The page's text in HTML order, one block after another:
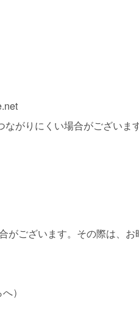
がりにくい場合がござい
ございます。その際は、お
）